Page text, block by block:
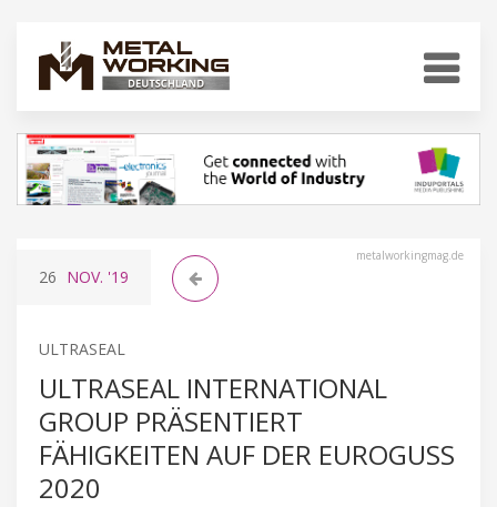
metalworkingmag.de
26 NOV. '19
ULTRASEAL
ULTRASEAL INTERNATIONAL
GROUP PRÄSENTIERT
FÄHIGKEITEN AUF DER EUROGUSS
2020